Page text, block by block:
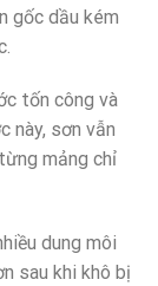
gốc dầu kém
tốn công và
này, sơn vẫn
mảng chỉ
dung môi
sau khi khô bị